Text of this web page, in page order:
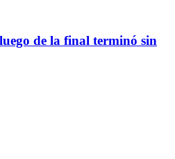
de la final terminó sin